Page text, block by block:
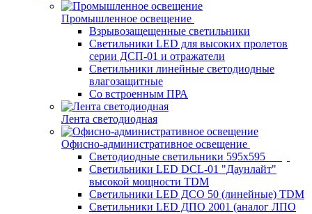
Промышленное освещение
Взрывозащещенные светильники
Светильники LED для высоких пролетов
серии ДСП-01 и отражатели
Светильники линейные светодиодные
влагозащитные
Со встроенным ПРА
Лента светодиодная
Офисно-административное освещение
Светодиодные светильники 595x595
Светильники LED DCL-01 "Даунлайт"
высокой мощности TDM
Светильники LED ДСО 50 (линейные) TDM
Светильники LED ДПО 2001 (аналог ЛПО